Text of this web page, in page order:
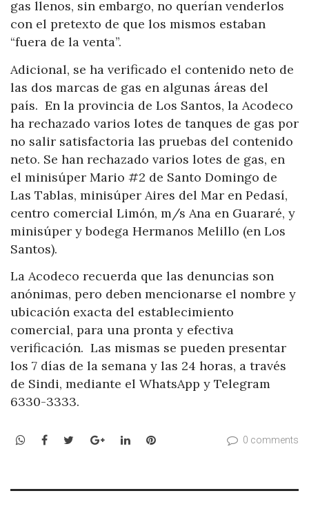
gas llenos, sin embargo, no querían venderlos
con el pretexto de que los mismos estaban
“fuera de la venta”.
Adicional, se ha verificado el contenido neto de
las dos marcas de gas en algunas áreas del
país. En la provincia de Los Santos, la Acodeco
ha rechazado varios lotes de tanques de gas por
no salir satisfactoria las pruebas del contenido
neto. Se han rechazado varios lotes de gas, en
el minisúper Mario #2 de Santo Domingo de
Las Tablas, minisúper Aires del Mar en Pedasí,
centro comercial Limón, m/s Ana en Guararé, y
minisúper y bodega Hermanos Melillo (en Los
Santos).
La Acodeco recuerda que las denuncias son
anónimas, pero deben mencionarse el nombre y
ubicación exacta del establecimiento
comercial, para una pronta y efectiva
verificación. Las mismas se pueden presentar
los 7 días de la semana y las 24 horas, a través
de Sindi, mediante el WhatsApp y Telegram
6330-3333.
WhatsApp
Facebook
TwitterGoogle+LinkedInPinterest 0 comments